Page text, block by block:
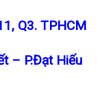
Q3. TPHCM
– P.Đạt Hiếu